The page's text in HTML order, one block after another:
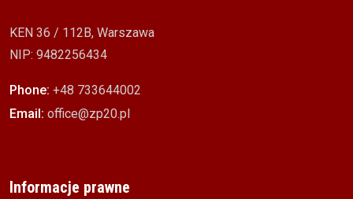
KEN 36 / 112B, Warszawa
NIP: 9482256434
Phone: +48 733644002
Email: office@zp20.pl
Informacje prawne